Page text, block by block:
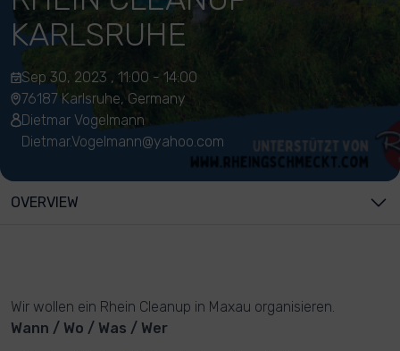
KARLSRUHE
Sep 30, 2023 , 11:00 - 14:00
76187 Karlsruhe, Germany
Dietmar Vogelmann
Dietmar.Vogelmann@yahoo.com
OVERVIEW
Wir wollen ein Rhein Cleanup in Maxau organisieren.
Wann / Wo / Was / Wer